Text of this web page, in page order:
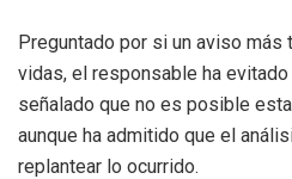
Preguntado por si un aviso más
vidas, el responsable ha
señalado que no es posible
aunque ha admitido que el
replantear lo ocurrido.